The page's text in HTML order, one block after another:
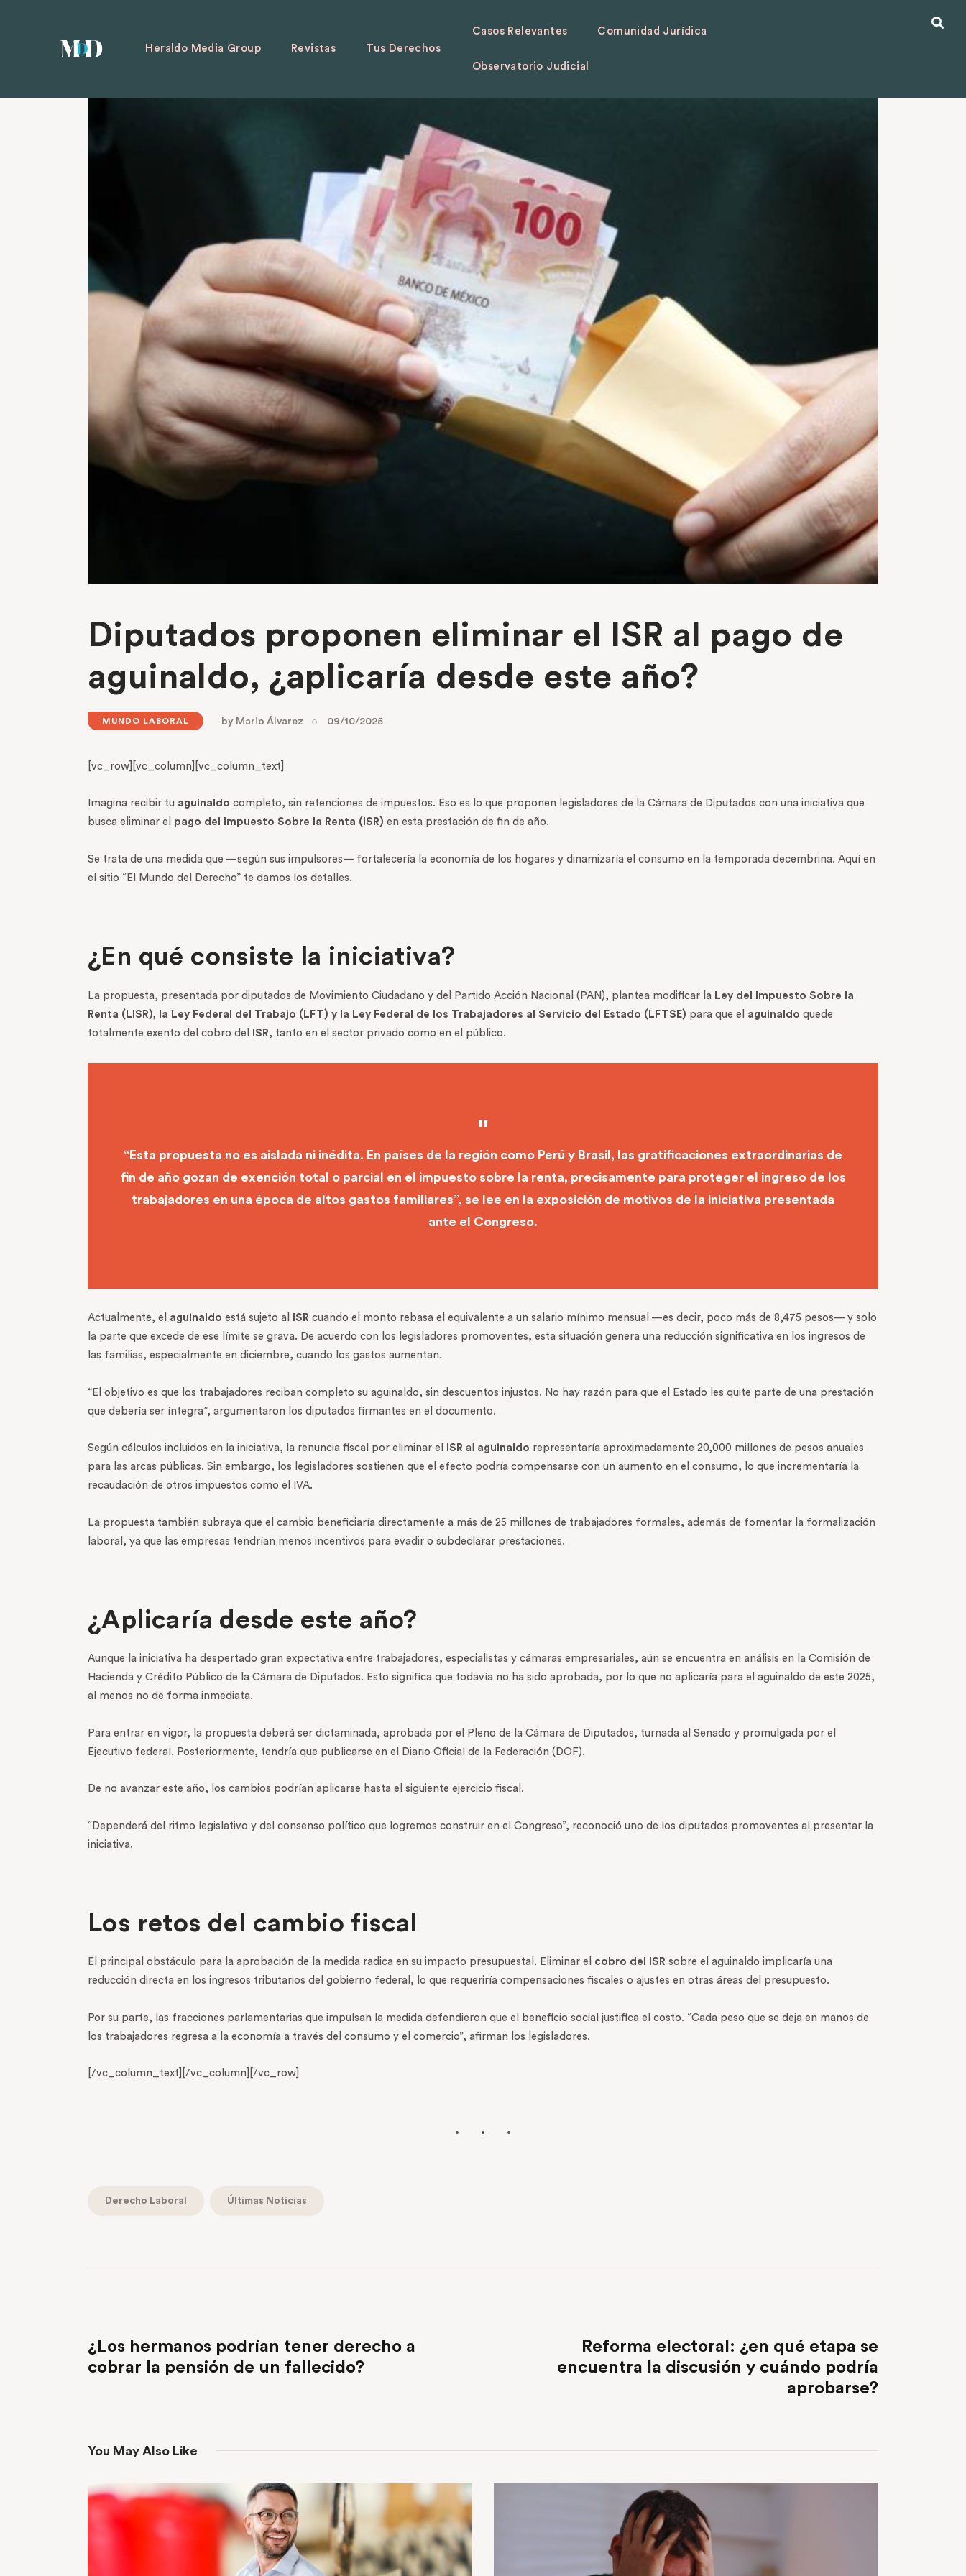
Heraldo Media Group Revistas Tus Derechos
Casos Relevantes Comunidad Jurídica
Observatorio Judicial
Diputados proponen eliminar el ISR al pago de
aguinaldo, ¿aplicaría desde este año?
MUNDO LABORAL by Mario Álvarez 09/10/2025
[vc_row][vc_column][vc_column_text]
Imagina recibir tu aguinaldo completo, sin retenciones de impuestos. Eso es lo que proponen legisladores de la Cámara de Diputados con una iniciativa que
busca eliminar el pago del Impuesto Sobre la Renta (ISR) en esta prestación de fin de año.
Se trata de una medida que —según sus impulsores— fortalecería la economía de los hogares y dinamizaría el consumo en la temporada decembrina. Aquí en
el sitio “El Mundo del Derecho” te damos los detalles.
¿En qué consiste la iniciativa?
La propuesta, presentada por diputados de Movimiento Ciudadano y del Partido Acción Nacional (PAN), plantea modificar la Ley del Impuesto Sobre la
Renta (LISR), la Ley Federal del Trabajo (LFT) y la Ley Federal de los Trabajadores al Servicio del Estado (LFTSE) para que el aguinaldo quede
totalmente exento del cobro del
ISR, tanto en el sector privado como en el público.
“Esta propuesta no es aislada ni inédita. En países de la región como Perú y Brasil, las gratificaciones extraordinarias de
fin de año gozan de exención total o parcial en el impuesto sobre la renta, precisamente para proteger el ingreso de los
trabajadores en una época de altos gastos familiares”, se lee en la exposición de motivos de la iniciativa presentada
ante el Congreso.
Actualmente, el aguinaldo está sujeto al ISR cuando el monto rebasa el equivalente a un salario mínimo mensual —es decir, poco más de 8,475 pesos— y solo
la parte que excede de ese límite se grava. De acuerdo con los legisladores promoventes, esta situación genera una reducción significativa en los ingresos de
las familias, especialmente en diciembre, cuando los gastos aumentan.
“El objetivo es que los trabajadores reciban completo su aguinaldo, sin descuentos injustos. No hay razón para que el Estado les quite parte de una prestación
que debería ser íntegra”, argumentaron los diputados firmantes en el documento.
Según cálculos incluidos en la iniciativa, la renuncia fiscal por eliminar el ISR al aguinaldo representaría aproximadamente 20,000 millones de pesos anuales
para las arcas públicas. Sin embargo, los legisladores sostienen que el efecto podría compensarse con un aumento en el consumo, lo que incrementaría la
recaudación de otros impuestos como el IVA.
La propuesta también subraya que el cambio beneficiaría directamente a más de 25 millones de trabajadores formales, además de fomentar la formalización
laboral, ya que las empresas tendrían menos incentivos para evadir o subdeclarar prestaciones.
¿Aplicaría desde este año?
Aunque la iniciativa ha despertado gran expectativa entre trabajadores, especialistas y cámaras empresariales, aún se encuentra en análisis en la Comisión de
Hacienda y Crédito Público de la Cámara de Diputados. Esto significa que todavía no ha sido aprobada, por lo que no aplicaría para el aguinaldo de este 2025,
al menos no de forma inmediata.
Para entrar en vigor, la propuesta deberá ser dictaminada, aprobada por el Pleno de la Cámara de Diputados, turnada al Senado y promulgada por el
Ejecutivo federal. Posteriormente, tendría que publicarse en el Diario Oficial de la Federación (DOF).
De no avanzar este año, los cambios podrían aplicarse hasta el siguiente ejercicio fiscal.
“Dependerá del ritmo legislativo y del consenso político que logremos construir en el Congreso”, reconoció uno de los diputados promoventes al presentar la
iniciativa.
Los retos del cambio fiscal
El principal obstáculo para la aprobación de la medida radica en su impacto presupuestal. Eliminar el cobro del ISR sobre el aguinaldo implicaría una
reducción directa en los ingresos tributarios del gobierno federal, lo que requeriría compensaciones fiscales o ajustes en otras áreas del presupuesto.
Por su parte, las fracciones parlamentarias que impulsan la medida defendieron que el beneficio social justifica el costo. “Cada peso que se deja en manos de
los trabajadores regresa a la economía a través del consumo y el comercio”, afirman los legisladores.
[/vc_column_text][/vc_column][/vc_row]
Derecho Laboral Últimas Noticias
¿Los hermanos podrían tener derecho a
cobrar la pensión de un fallecido?
Reforma electoral: ¿en qué etapa se
encuentra la discusión y cuándo podría
aprobarse?
You May Also Like